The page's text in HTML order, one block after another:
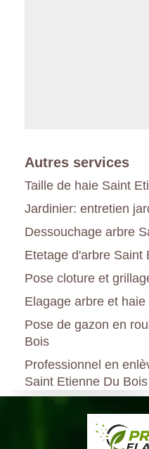
Autres services
Taille de haie Saint
Jardinier: entretien
Dessouchage arbre
Etetage d'arbre Saint
Pose cloture et
Elagage arbre et
Pose de gazon en
Bois
Professionnel en
Saint Etienne Du